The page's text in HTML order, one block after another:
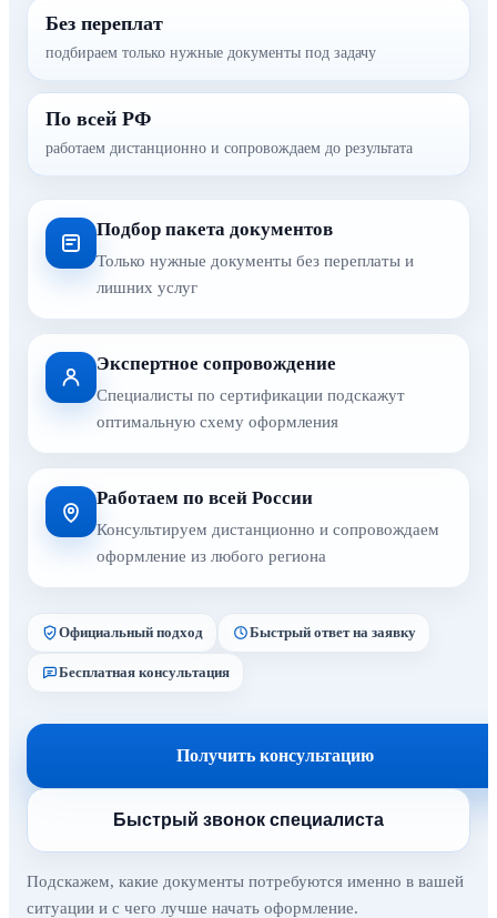
Без переплат
подбираем только нужные документы под задачу
По всей РФ
работаем дистанционно и сопровождаем до результата
Подбор пакета документов
Только нужные документы без переплаты и
лишних услуг
Экспертное сопровождение
Специалисты по сертификации подскажут
оптимальную схему оформления
Работаем по всей России
Консультируем дистанционно и сопровождаем
оформление из любого региона
Официальный подход Быстрый ответ на заявку
Бесплатная консультация
Получить консультацию
Быстрый звонок специалиста
Подскажем, какие документы потребуются именно в вашей
ситуации и с чего лучше начать оформление.